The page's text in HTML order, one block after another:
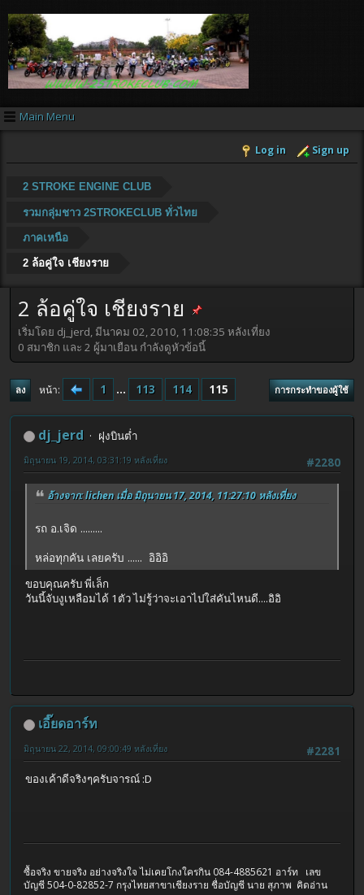
Main Menu
Log in Sign up
2 STROKE ENGINE CLUB
รวมกลุ่มชาว 2STROKECLUB ทั่วไทย
ภาคเหนือ
2 ล้อคู่ใจ เชียงราย
2 ล้อคู่ใจ เชียงราย
เริ่มโดย dj_jerd, มีนาคม 02, 2010, 11:08:35 หลังเที่ยง
0 สมาชิก และ 2 ผู้มาเยือน กำลังดูหัวข้อนี้
ลง หน้า 1 ... 113 114 115 การกระทำของผู้ใช้
dj_jerd
ฝุงบินต่ำ
#2280
มิถุนายน 19, 2014, 03:31:19 หลังเที่ยง
อ้างจาก: lichen เมื่อ มิถุนายน 17, 2014, 11:27:10 หลังเที่ยง
รถ อ.เจิด .........
หล่อทุกคัน เลยครับ ...... อิอิอิ
ขอบคุณครับ พี่เล็ก
วันนี้จับงูเหลือมได้ 1ตัว ไม่รู้ว่าจะเอาไปใส่คันไหนดี....อิอิ
เอี๊ยดอาร์ท
#2281
มิถุนายน 22, 2014, 09:00:49 หลังเที่ยง
ของเค้าดีจริงๆครับจารณ์ :D
ซื้อจริง ขายจริง อย่างจริงใจ ไม่เคยโกงใครกิน 084-4885621 อาร์ท เลข
บัญชี 504-0-82852-7 กรุงไทยสาขาเชียงราย ชื่อบัญชี นาย สุภาพ คิดอ่าน